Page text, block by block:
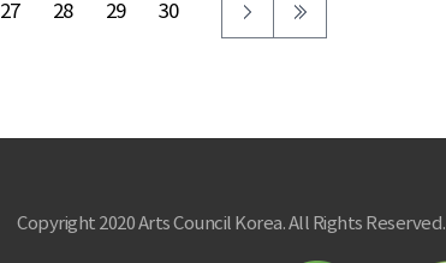
27 28 29 30
Copyright 2020 Arts Council Korea. All Rights Reserved.